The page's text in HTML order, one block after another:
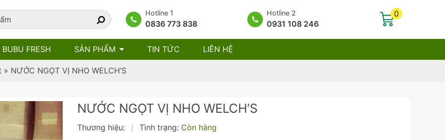
Hotline 1
0836 773 838
Hotline 2
0931 108 246
0
FRESH SẢN PHẨM TIN TỨC LIÊN HỆ
» NƯỚC NGỌT VỊ NHO WELCH’S
NƯỚC NGỌT VỊ NHO WELCH’S
Thương hiệu: | Tình trạng: Còn hàng